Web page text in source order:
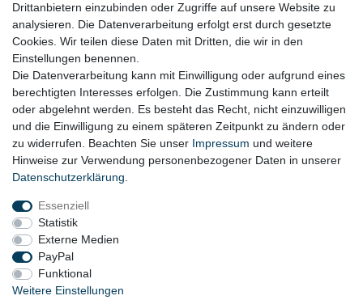
Datenschutz
Widerrufsrecht
AGB
Widerrufsformular
KONTAKT
Tel.: 08031-23444-0
info@werkzeugfundgrube.de
Drittanbietern einzubinden oder Zugriffe auf unsere Website zu
analysieren. Die Datenverarbeitung erfolgt erst durch gesetzte
Cookies. Wir teilen diese Daten mit Dritten, die wir in den
Einstellungen benennen.
Die Datenverarbeitung kann mit Einwilligung oder aufgrund eines
berechtigten Interesses erfolgen. Die Zustimmung kann erteilt
oder abgelehnt werden. Es besteht das Recht, nicht einzuwilligen
und die Einwilligung zu einem späteren Zeitpunkt zu ändern oder
zu widerrufen. Beachten Sie unser Impressum und weitere
Hinweise zur Verwendung personenbezogener Daten in unserer
Daten­schutz­erklärung
Essenziell
Statistik
Externe Medien
PayPal
Funktional
Weitere Einstellungen